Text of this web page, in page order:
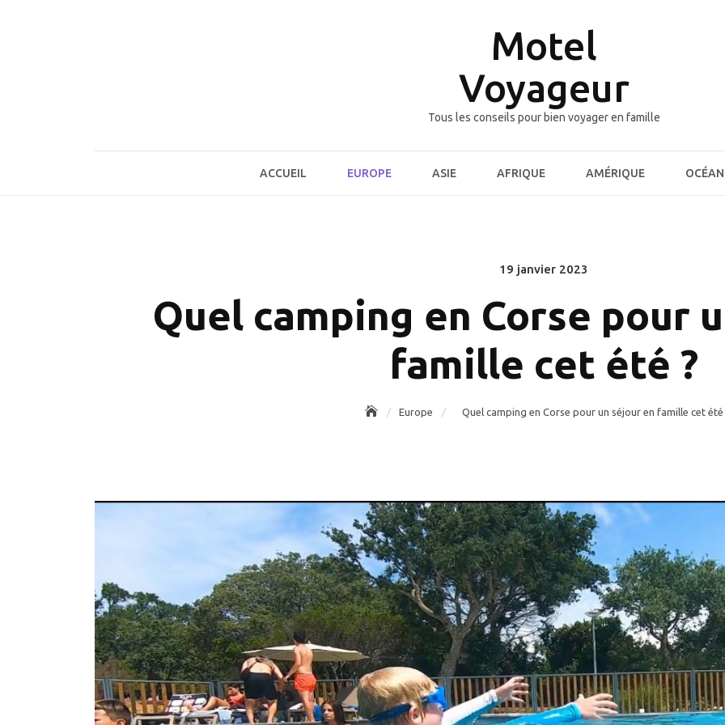
Motel
Voyageur
Tous les conseils pour bien voyager en famille
ACCUEIL EUROPE ASIE AFRIQUE AMÉRIQUE
Posted
19 janvier 2023
Quel camping en Corse pour
famille cet été ?
Europe Quel camping en Corse pour un séjour en famille cet été